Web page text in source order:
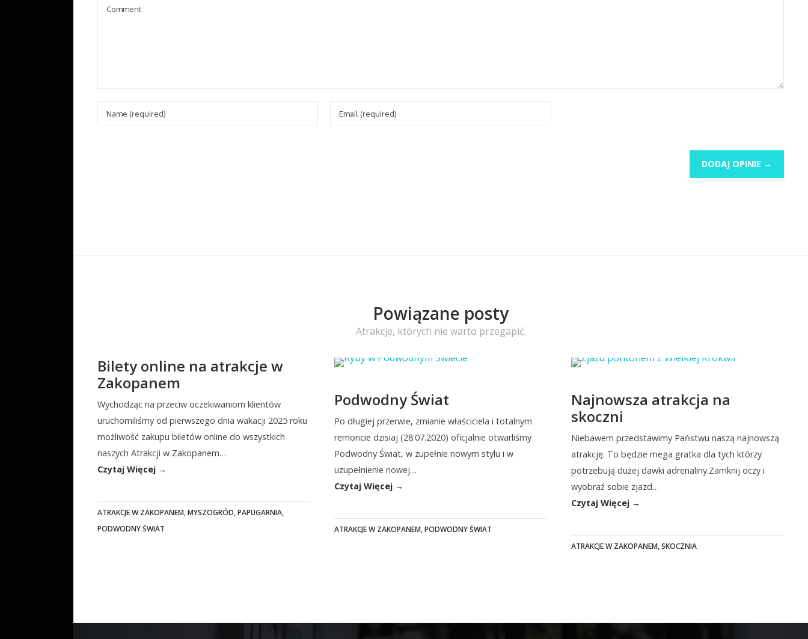
DODAJ OPINIE →
Powiązane posty
Atrakcje, których nie warto przegapić.
Bilety online na atrakcje w
Zakopanem
Wychodząc na przeciw oczekiwaniom klientów
uruchomiliśmy od pierwszego dnia wakacji 2025 roku
możliwość zakupu biletów online do wszystkich
naszych Atrakcji w Zakopanem…
Czytaj Więcej →
ATRAKCJE W ZAKOPANEM,MYSZOGRÓD,PAPUGARNIA,
PODWODNY ŚWIAT
Podwodny Świat
Po długiej przerwie, zmianie właściciela i totalnym
remoncie dzisiaj (28.07.2020) oficjalnie otwarliśmy
Podwodny Świat, w zupełnie nowym stylu i w
uzupełnienie nowej…
Czytaj Więcej →
ATRAKCJE W ZAKOPANEM,PODWODNY ŚWIAT
Najnowsza atrakcja na
skoczni
Niebawem przedstawimy Państwu naszą najnowszą
atrakcję. To będzie mega gratka dla tych którzy
potrzebują dużej dawki adrenaliny.Zamknij oczy i
wyobraź sobie zjazd…
Czytaj Więcej →
ATRAKCJE W ZAKOPANEM,SKOCZNIA